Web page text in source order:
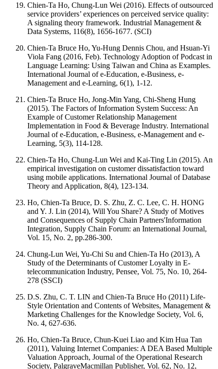
Chien-Ta Ho, Chung-Lun Wei (2016). Effects of outsourced
service providers’ experiences on perceived service quality:
A signaling theory framework. Industrial Management &
Data Systems, 116(8), 1656-1677. (SCI)
Chien-Ta Bruce Ho, Yu-Hung Dennis Chou, and Hsuan-Yi
Viola Fang (2016, Feb). Technology Adoption of Podcast in
Language Learning: Using Taiwan and China as Examples.
International Journal of e-Education, e-Business, e-
Management and e-Learning, 6(1), 1-12.
Chien-Ta Bruce Ho, Jong-Min Yang, Chi-Sheng Hung
(2015). The Factors of Information System Success: An
Example of Customer Relationship Management
Implementation in Food & Beverage Industry. International
Journal of e-Education, e-Business, e-Management and e-
Learning, 5(3), 114-128.
Chien-Ta Ho, Chung-Lun Wei and Kai-Ting Lin (2015). An
empirical investigation on customer dissatisfaction toward
using mobile applications. International Journal of Database
Theory and Application, 8(4), 123-134.
Ho, Chien-Ta Bruce, D. S. Zhu, Z. C. Lee, C. H. HONG
and Y. J. Lin (2014), Will You Share? A Study of Motives
and Consequences of Supply Chain Partners'Information
Integration, Supply Chain Forum: an International Journal,
Vol. 15, No. 2, pp.286-300.
Chung-Lun Wei, Yu-Chi Su and Chien-Ta Ho (2013), A
Study of the Determinants of Customer Loyalty in E-
telecommunication Industry, Pensee, Vol. 75, No. 10, 264-
278 (SSCI)
D.S. Zhu, C. T. LIN and Chien-Ta Bruce Ho (2011) Life-
Style Orientation and Contents of Websites, Management &
Marketing Challenges for the Knowledge Society, Vol. 6,
No. 4, 627-636.
Ho, Chien-Ta Bruce, Chun-Kuei Liao and Kim Hua Tan
(2011), Valuing Internet Companies: A DEA Based Multiple
Valuation Approach, Journal of the Operational Research
Society, PalgraveMacmillan Publisher, Vol. 62, No. 12,